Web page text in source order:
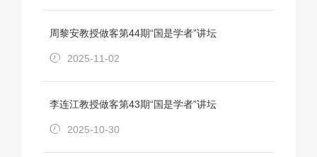
周黎安教授做客第44期“国是学者”讲坛
2025-11-02
李连江教授做客第43期“国是学者”讲坛
2025-10-30